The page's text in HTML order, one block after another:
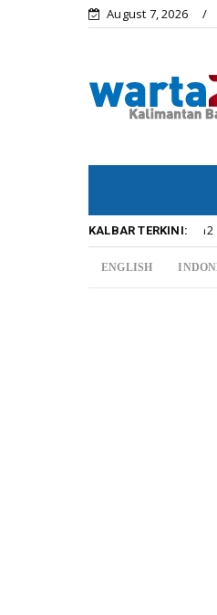
August 7, 2026
KALBAR TERKINI:
Penyerahan Hadiah U12 Soccer
ENGLISH